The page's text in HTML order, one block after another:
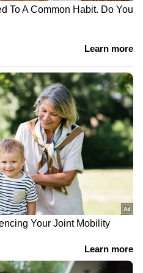
രതീഷ് വേഗ - ജയസൂര്യ
ചിത്രം 'ത്രാളി'ന് തുടക്കം;
ഒരുങ്ങുന്നത് പാൻ ഇന്ത്യൻ
പടം